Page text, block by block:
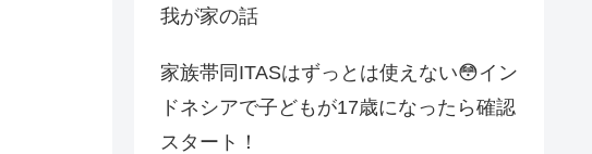
我が家の話
家族帯同ITASはずっとは使えない😳イン
ドネシアで子どもが17歳になったら確認
スタート！